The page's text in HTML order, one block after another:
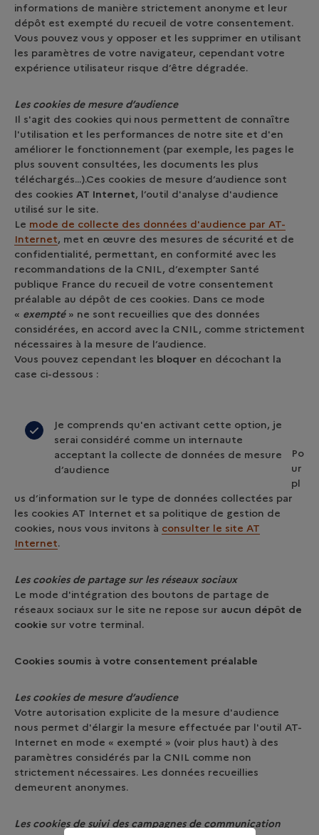
informations de manière strictement anonyme et leur
dépôt est exempté du recueil de votre consentement.
Vous pouvez vous y opposer et les supprimer en utilisant
les paramètres de votre navigateur, cependant votre
expérience utilisateur risque d’être dégradée.
Les cookies de mesure d’audience
Il s'agit des cookies qui nous permettent de connaître
l'utilisation et les performances de notre site et d'en
améliorer le fonctionnement (par exemple, les pages le
plus souvent consultées, les documents les plus
téléchargés...).Ces cookies de mesure d’audience sont
des cookies AT Internet, l’outil d'analyse d'audience
utilisé sur le site.
Le mode de collecte des données d'audience par AT-
Internet, met en œuvre des mesures de sécurité et de
confidentialité, permettant, en conformité avec les
recommandations de la CNIL, d’exempter Santé
publique France du recueil de votre consentement
préalable au dépôt de ces cookies. Dans ce mode
« exempté » ne sont recueillies que des données
considérées, en accord avec la CNIL, comme strictement
nécessaires à la mesure de l’audience.
Vous pouvez cependant les bloquer en décochant la
case ci-dessous :
Je comprends qu'en activant cette option, je
serai considéré comme un internaute
acceptant la collecte de données de mesure
d’audience
Po
ur
pl
us d’information sur le type de données collectées par
les cookies AT Internet et sa politique de gestion de
cookies, nous vous invitons à consulter le site AT
Internet.
Les cookies de partage sur les réseaux sociaux
Le mode d'intégration des boutons de partage de
réseaux sociaux sur le site ne repose sur aucun dépôt de
cookie sur votre terminal.
Cookies soumis à votre consentement préalable
Les cookies de mesure d’audience
Votre autorisation explicite de la mesure d'audience
nous permet d'élargir la mesure effectuée par l'outil AT-
Internet en mode « exempté » (voir plus haut) à des
paramètres considérés par la CNIL comme non
strictement nécessaires. Les données recueillies
demeurent anonymes.
Les cookies de suivi des campagnes de communication